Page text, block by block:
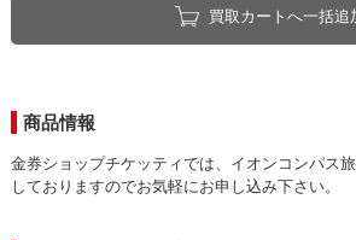
買取カートへ一括追
商品情報
金券ショップチケッティでは、イオンコンパス
しておりますのでお気軽にお申し込み下さい。